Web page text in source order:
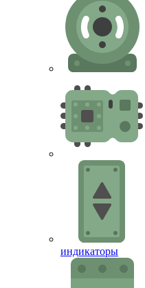
индикаторы